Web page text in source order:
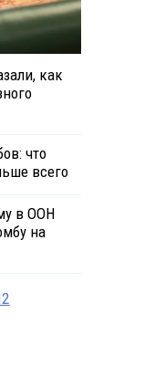
как
что
всего
в ООН
на